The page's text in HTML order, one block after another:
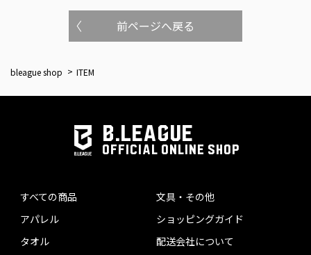
前ページへ戻る
bleague shop ITEM
B.LEAGUE
OFFICIAL ONLINE SHOP
すべての商品
アパレル
タオル
文具・その他
ショッピングガイド
配送会社について